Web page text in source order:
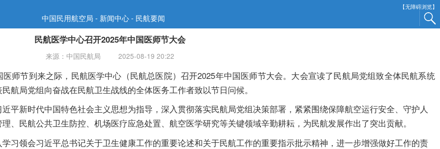
【无障碍浏览】
中国民用航空局 - 新闻中心 - 民航要闻
民航医学中心召开2025年中国医师节大会
来源：中国民航局 2025-08-19 20:22
节到来之际，民航医学中心（民航总医院）召开2025年中国医师节大会。大会宣读了民航局党组致全体民航系统
航局党组向奋战在民航卫生战线的全体医务工作者致以节日问候。
新时代中国特色社会主义思想为指导，深入贯彻落实民航局党组决策部署，紧紧围绕保障航空运行安全、守护人
、民航公共卫生防控、机场医疗应急处置、航空医学研究等关键领域辛勤耕耘，为民航发展作出了突出贡献。
领会习近平总书记关于卫生健康工作的重要论述和关于民航工作的重要指示批示精神，进一步增强做好工作的责